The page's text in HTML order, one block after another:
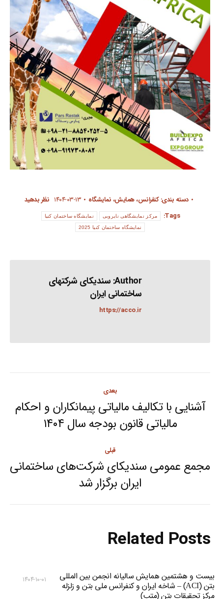
دسته بندی:کنفرانس، همایش، نمایشگاه ۱۴۰۴-۰۳-۱۳ نظر بدهید
Tags:
مرکز نمایشگاهی نایروبی نمایشگاه ساختمان کنیا
نمایشگاه ساختمان کنیا 2025
Author: سندیکای شرکتهای
ساختمانی ایران
https://acco.ir
navigation
قبلی
Previous
post:
مجمع عمومی سندیکای شرکت‌های ساختمانی
ایران برگزار شد
بعدی
Next
post:
آشنایی با تکالیف مالیاتی پیمانکاران و احکام
مالیاتی قانون بودجه سال ۱۴۰۴
Related Posts
بیست و هشتمین همایش سالیانه انجمن بین المللی
بتن (ACI) – شاخه ایران و کنفرانس ملی بتن و زلزله
مرکز تحقیقات بتن (متب)
۱۴۰۴-۱۰-۰۱